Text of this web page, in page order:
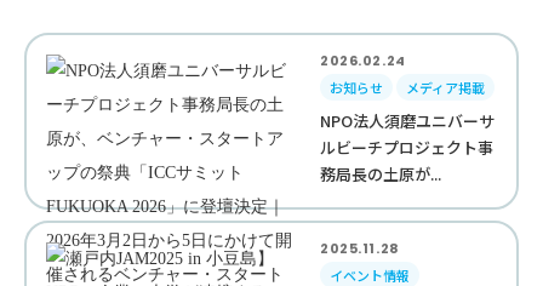
2026.02.24
お知らせ
メディア掲載
NPO法人須磨ユニバーサ
ルビーチプロジェクト事
務局長の土原が...
2025.11.28
イベント情報